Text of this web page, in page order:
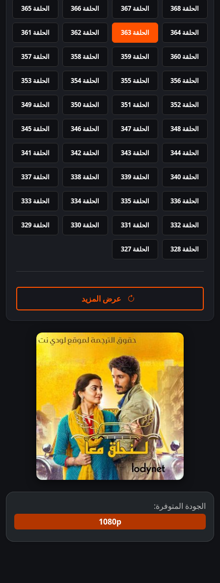
الحلقة 368 الحلقة 367 الحلقة 366 الحلقة 365
الحلقة 364 الحلقة 363 الحلقة 362 الحلقة 361
الحلقة 360 الحلقة 359 الحلقة 358 الحلقة 357
الحلقة 356 الحلقة 355 الحلقة 354 الحلقة 353
الحلقة 352 الحلقة 351 الحلقة 350 الحلقة 349
الحلقة 348 الحلقة 347 الحلقة 346 الحلقة 345
الحلقة 344 الحلقة 343 الحلقة 342 الحلقة 341
الحلقة 340 الحلقة 339 الحلقة 338 الحلقة 337
الحلقة 336 الحلقة 335 الحلقة 334 الحلقة 333
الحلقة 332 الحلقة 331 الحلقة 330 الحلقة 329
الحلقة 328 الحلقة 327
عرض المزيد
الجودة المتوفرة:
1080p